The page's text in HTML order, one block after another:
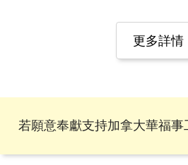
更多詳情
若願意奉獻支持加拿大華福事